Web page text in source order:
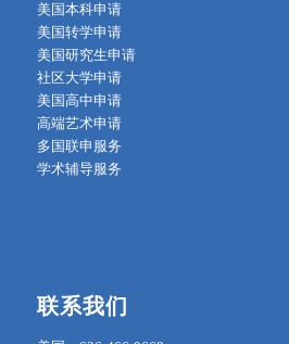
美国本科申请
美国转学申请
美国研究生申请
社区大学申请
美国高中申请
高端艺术申请
多国联申服务
学术辅导服务
联系我们